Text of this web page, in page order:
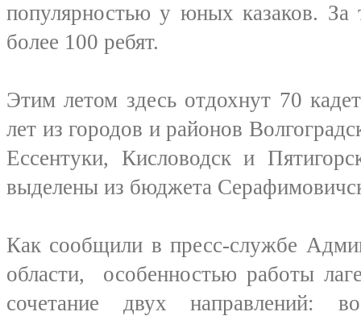
популярностью у юных казаков.
более 100 ребят.
Этим летом здесь отдохнут 70
лет из городов и районов
Ессентуки, Кисловодск и
выделены из бюджета
Как сообщили в пресс-службе
области, особенностью работы
сочетание двух направлений: